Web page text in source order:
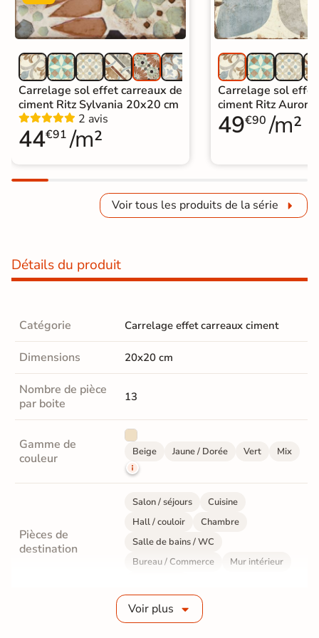
Carrelage sol effet carreaux de
ciment Ritz Sylvania 20x20 cm
2 avis
44€91 /m²
Carrelage sol
ciment Ritz
49€90 /m²
Voir tous les produits de la série
Détails du produit
Catégorie Carrelage effet carreaux ciment
Dimensions 20x20 cm
Nombre de pièce
par boite
13
Gamme de
couleur
Beige Jaune / Dorée Vert Mix
Pièces de
destination
Salon / séjours
Cuisine
Hall / couloir
Chambre
Salle de bains / WC
Bureau / Commerce
Mur intérieur
Grès cérame émaillé
Voir plus